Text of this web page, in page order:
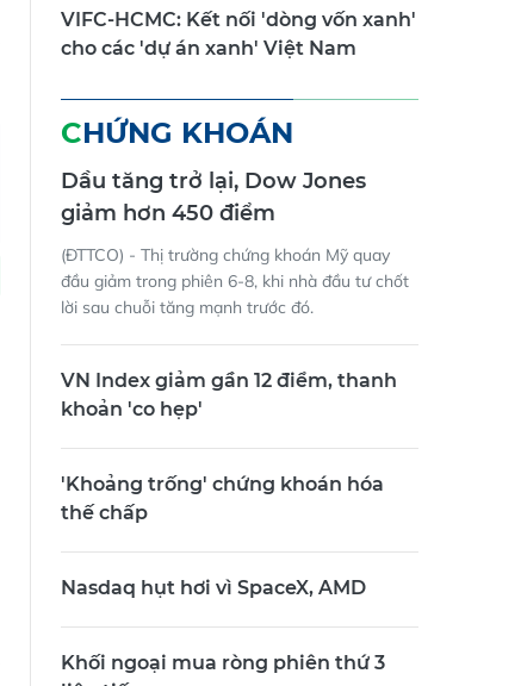
VIFC-HCMC: Kết nối 'dòng vốn xanh'
cho các 'dự án xanh' Việt Nam
CHỨNG KHOÁN
Dầu tăng trở lại, Dow Jones
giảm hơn 450 điểm
(ĐTTCO) - Thị trường chứng khoán Mỹ quay
đầu giảm trong phiên 6-8, khi nhà đầu tư chốt
lời sau chuỗi tăng mạnh trước đó.
VN Index giảm gần 12 điểm, thanh
khoản 'co hẹp'
'Khoảng trống' chứng khoán hóa
thế chấp
Nasdaq hụt hơi vì SpaceX, AMD
Khối ngoại mua ròng phiên thứ 3